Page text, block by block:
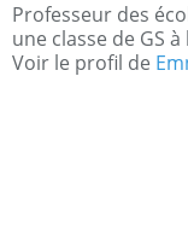
Professeur des
une classe de GS
Voir le profil de